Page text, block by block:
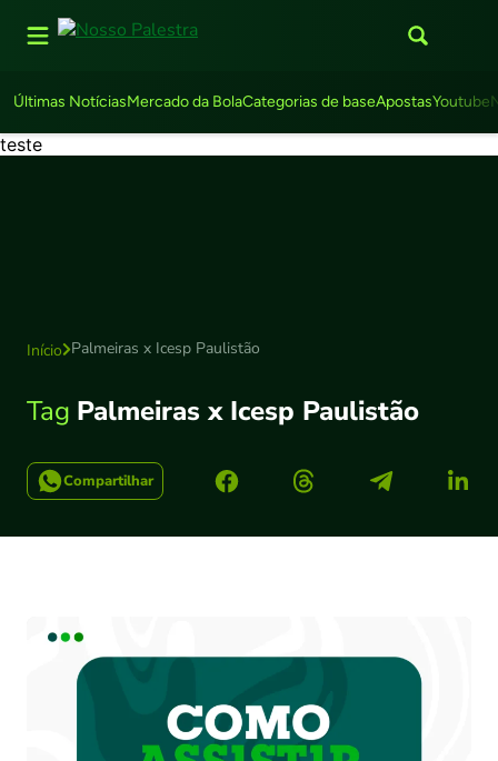
Últimas NotíciasMercado da BolaCategorias de baseApostasYoutube
teste
Início Palmeiras x Icesp Paulistão
Tag Palmeiras x Icesp Paulistão
Compartilhar